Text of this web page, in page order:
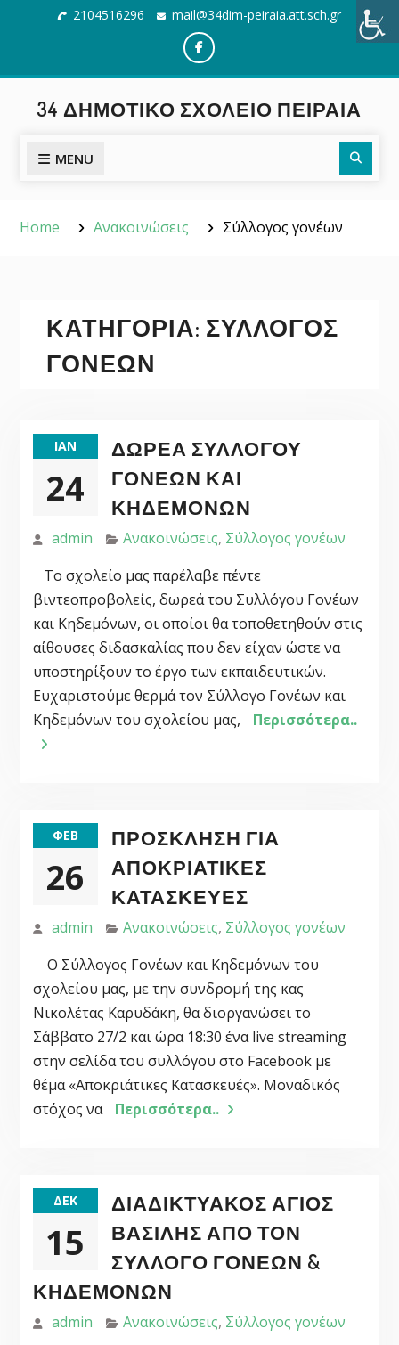
2104516296 mail@34dim-peiraia.att.sch.gr
34 ΔΗΜΟΤΙΚΌ ΣΧΟΛΕΊΟ ΠΕΙΡΑΙΆ
MENU
Home Ανακοινώσεις Σύλλογος γονέων
ΚΑΤΗΓΟΡΊΑ: ΣΎΛΛΟΓΟΣ
ΓΟΝΈΩΝ
ΙΑΝ
24
ΔΩΡΕΆ ΣΥΛΛΌΓΟΥ
ΓΟΝΈΩΝ ΚΑΙ
ΚΗΔΕΜΌΝΩΝ
admin Ανακοινώσεις, Σύλλογος γονέων
Το σχολείο μας παρέλαβε πέντε
βιντεοπροβολείς, δωρεά του Συλλόγου Γονέων
και Κηδεμόνων, οι οποίοι θα τοποθετηθούν στις
αίθουσες διδασκαλίας που δεν είχαν ώστε να
υποστηρίξουν το έργο των εκπαιδευτικών.
Ευχαριστούμε θερμά τον Σύλλογο Γονέων και
Κηδεμόνων του σχολείου μας,
Περισσότερα..
ΦΕΒ
26
ΠΡΌΣΚΛΗΣΗ ΓΙΑ
ΑΠΟΚΡΙΆΤΙΚΕΣ
ΚΑΤΑΣΚΕΥΈΣ
admin Ανακοινώσεις, Σύλλογος γονέων
Ο Σύλλογος Γονέων και Κηδεμόνων του
σχολείου μας, με την συνδρομή της κας
Νικολέτας Καρυδάκη, θα διοργανώσει το
Σάββατο 27/2 και ώρα 18:30 ένα live streaming
στην σελίδα του συλλόγου στο Facebook με
θέμα «Αποκριάτικες Κατασκευές». Μοναδικός
στόχος να
Περισσότερα..
ΔΕΚ
15
ΔΙΑΔΙΚΤΥΑΚΌΣ ΆΓΙΟΣ
ΒΑΣΊΛΗΣ ΑΠΌ ΤΟΝ
ΣΎΛΛΟΓΟ ΓΟΝΈΩΝ &
ΚΗΔΕΜΌΝΩΝ
admin Ανακοινώσεις, Σύλλογος γονέων